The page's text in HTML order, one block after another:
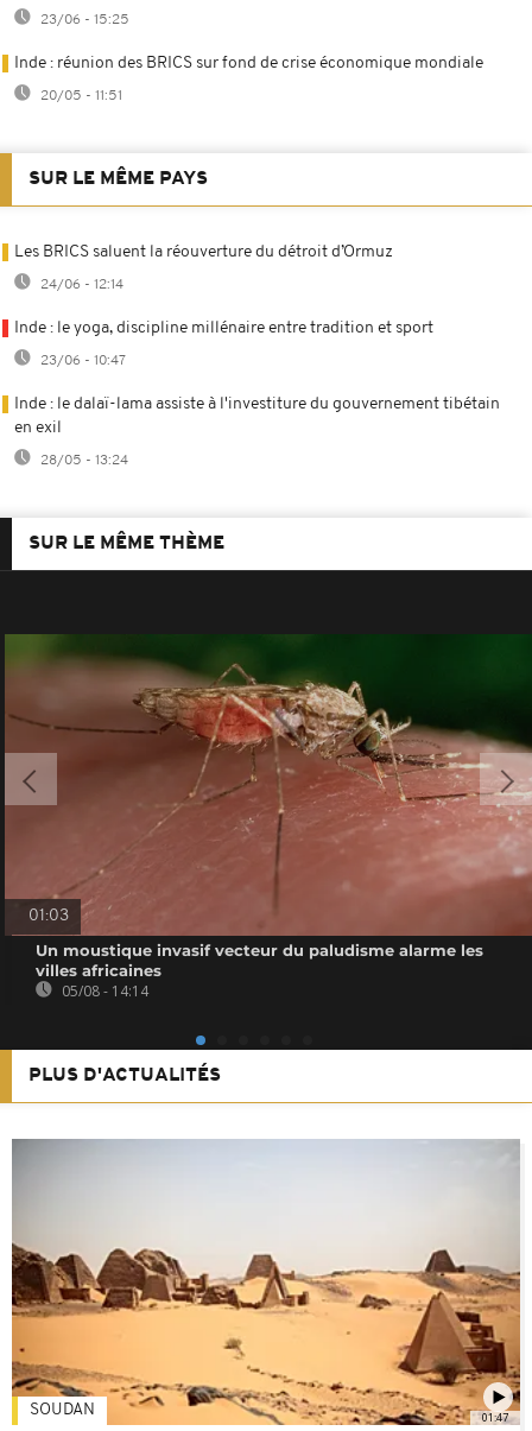
23/06 - 15:25
Inde : réunion des BRICS sur fond de crise économique mondiale
20/05 - 11:51
SUR LE MÊME PAYS
Les BRICS saluent la réouverture du détroit d’Ormuz
24/06 - 12:14
Inde : le yoga, discipline millénaire entre tradition et sport
23/06 - 10:47
Inde : le dalaï-lama assiste à l'investiture du gouvernement tibétain
en exil
28/05 - 13:24
SUR LE MÊME THÈME
01:03
Un moustique invasif vecteur du paludisme alarme les
villes africaines
05/08 - 14:14
PLUS D'ACTUALITÉS
01:47
SOUDAN